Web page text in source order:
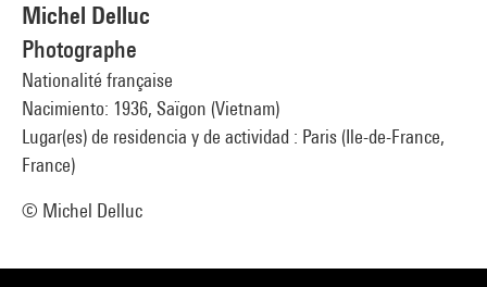
Michel Delluc
Photographe
Nationalité française
Nacimiento: 1936, Saïgon (Vietnam)
Lugar(es) de residencia y de actividad : Paris (Ile-de-France,
France)
© Michel Delluc